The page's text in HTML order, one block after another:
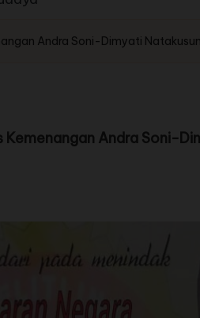
Andra Soni-Dimyati
Kemenangan Andra Soni-